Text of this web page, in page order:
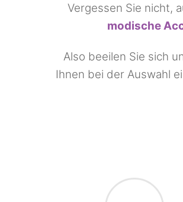
Vergessen Sie nicht,
modische
Also beeilen Sie sich
Ihnen bei der Auswahl